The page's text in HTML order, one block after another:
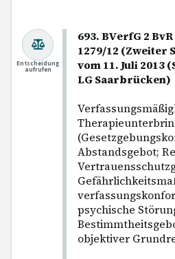
693. BVerfG 2
1279/12 (Zweiter
vom 11. Juli 2013
LG Saarbrücken)
Abstandsgebot;
psychische
objektiver
Entscheidung
aufrufen